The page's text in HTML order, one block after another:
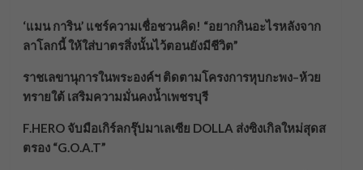
‘แมน การิน’ แชร์ความเชื่อชวนคิด! “อยากกินอะไรหลังจาก
ลาโลกนี้ ให้ใส่บาตรสิ่งนั้นไว้ตอนยังมีชีวิต”
ราชเลขานุการในพระองค์ฯ ติดตามโครงการหุบกะพง–ห้วย
ทรายใต้ เสริมความมั่นคงน้ำเพชรบุรี
F.HERO จับมือเกิร์ลกรุ๊ปมาเลเซีย DOLLA ส่งซิงเกิลใหม่สุดส
ตรอง “G.O.A.T”